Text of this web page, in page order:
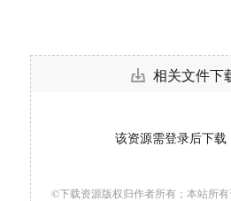
相关文件下
该资源需登录后下载
©下载资源版权归作者所有；本站所